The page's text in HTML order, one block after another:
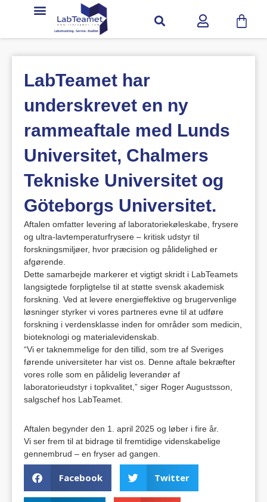
LabTeamet har
underskrevet en ny
rammeaftale med Lunds
Universitet, Chalmers
Tekniske Universitet og
Göteborgs Universitet.
Aftalen omfatter levering af laboratoriekøleskabe, frysere
og ultra-lavtemperaturfrysere – kritisk udstyr til
forskningsmiljøer, hvor præcision og pålidelighed er
afgørende.
Dette samarbejde markerer et vigtigt skridt i LabTeamets
langsigtede forpligtelse til at støtte svensk akademisk
forskning. Ved at levere energieffektive og brugervenlige
løsninger styrker vi vores partneres evne til at udføre
forskning i verdensklasse inden for områder som medicin,
bioteknologi og materialevidenskab.
“Vi er taknemmelige for den tillid, som tre af Sveriges
førende universiteter har vist os. Denne aftale bekræfter
vores rolle som en pålidelig leverandør af
laboratorieudstyr i topkvalitet,” siger Roger Augustsson,
salgschef hos LabTeamet.
Aftalen begynder den 1. april 2025 og løber i fire år.
Vi ser frem til at bidrage til fremtidige videnskabelige
gennembrud – en fryser ad gangen.
Facebook Twitter